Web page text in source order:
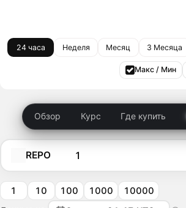
24 часа Неделя Месяц 3 Месяца
Макс / Мин
Обзор Курс Где купить
REPO
1 10 100 1000 10000